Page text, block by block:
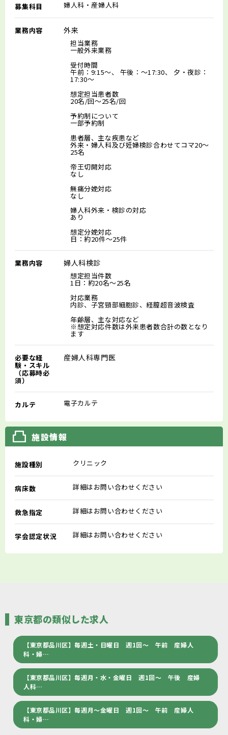
募集科目 婦人科・産婦人科
業務内容 外来
担当業務
一般外来業務
受付時間
午前：9:15～、 午後：～17:30、 夕・夜診：
17:30～
想定担当患者数
20名/回～25名/回
予約制について
一部予約制
患者層、主な疾患など
外来・婦人科及び妊婦検診合わせてコマ20～
25名
帝王切開対応
なし
無痛分娩対応
なし
婦人科外来・検診の対応
あり
想定分娩対応
日：約20件～25件
業務内容 婦人科検診
想定担当件数
1日：約20名～25名
対応業務
内診、子宮頸部細胞診、経膣超音波検査
年齢層、主な対応など
※想定対応件数は外来患者数合計の数となり
ます
必要な経
験・スキル
（応募時必
須）
産婦人科専門医
カルテ 電子カルテ
施設情報
施設種別 クリニック
病床数 詳細はお問い合わせください
救急指定 詳細はお問い合わせください
学会認定状況 詳細はお問い合わせください
東京都の類似した求人
【東京都品川区】毎週土・日曜日 週1回～ 午前 産婦人
科・婦…
【東京都品川区】毎週月・水・金曜日 週1回～ 午後 産婦
人科…
【東京都品川区】毎週月～金曜日 週1回～ 午前 産婦人
科・婦…